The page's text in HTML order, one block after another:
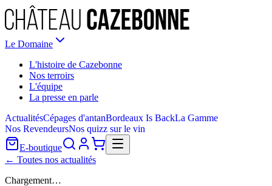
Le Domaine
L'histoire de Cazebonne
Nos terroirs
L'équipe
La presse en parle
ActualitésCépages d'antanBordeaux Is BackLa Gamme
Nos RevendeursNos quizz sur le vin
E-boutique
← Toutes nos actualités
Chargement…